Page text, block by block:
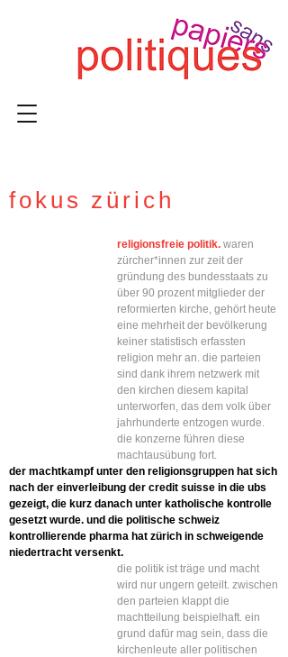
fokus zürich
religionsfreie politik. waren
zürcher*innen zur zeit der
gründung des bundesstaats zu
über 90 prozent mitglieder der
reformierten kirche, gehört heute
eine mehrheit der bevölkerung
keiner statistisch erfassten
religion mehr an. die parteien
sind dank ihrem netzwerk mit
den kirchen diesem kapital
unterworfen, das dem volk über
jahrhunderte entzogen wurde.
die konzerne führen diese
machtausübung fort.
der machtkampf unter den religionsgruppen hat sich
nach der einverleibung der credit suisse in die ubs
gezeigt, die kurz danach unter katholische kontrolle
gesetzt wurde. und die politische schweiz
kontrollierende pharma hat zürich in schweigende
niedertracht versenkt.
die politik ist träge und macht
wird nur ungern geteilt. zwischen
den parteien klappt die
machtteilung beispielhaft. ein
grund dafür mag sein, dass die
kirchenleute aller politischen